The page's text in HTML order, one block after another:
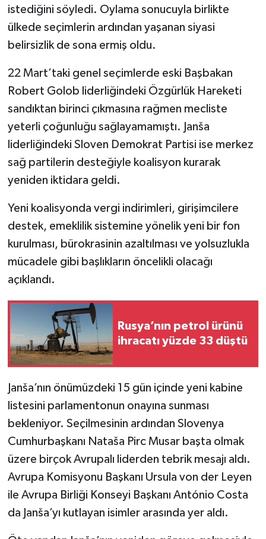
istediğini söyledi. Oylama sonucuyla birlikte
ülkede seçimlerin ardından yaşanan siyasi
belirsizlik de sona ermiş oldu.
22 Mart’taki genel seçimlerde eski Başbakan
Robert Golob liderliğindeki Özgürlük Hareketi
sandıktan birinci çıkmasına rağmen mecliste
yeterli çoğunluğu sağlayamamıştı. Janša
liderliğindeki Sloven Demokrat Partisi ise merkez
sağ partilerin desteğiyle koalisyon kurarak
yeniden iktidara geldi.
Yeni koalisyonda vergi indirimleri, girişimcilere
destek, emeklilik sistemine yönelik yeni bir fon
kurulması, bürokrasinin azaltılması ve yolsuzlukla
mücadele gibi başlıkların öncelikli olacağı
açıklandı.
Rusya’nın petrol ürünü
ihracatı yüzde 33 düştü
Janša’nın önümüzdeki 15 gün içinde yeni kabine
listesini parlamentonun onayına sunması
bekleniyor. Seçilmesinin ardından Slovenya
Cumhurbaşkanı Nataša Pirc Musar başta olmak
üzere birçok Avrupalı liderden tebrik mesajı aldı.
Avrupa Komisyonu Başkanı Ursula von der Leyen
ile Avrupa Birliği Konseyi Başkanı António Costa
da Janša’yı kutlayan isimler arasında yer aldı.